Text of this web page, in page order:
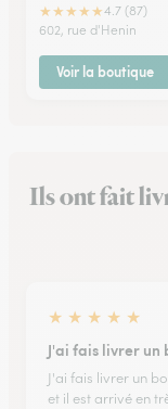
★★★★★4.7 (87)
602, rue d'Henin
Voir la boutique
Ils ont fait
★ ★ ★ ★ ★
J'ai fais livrer un
J'ai fais livrer un
et il est arrivé en